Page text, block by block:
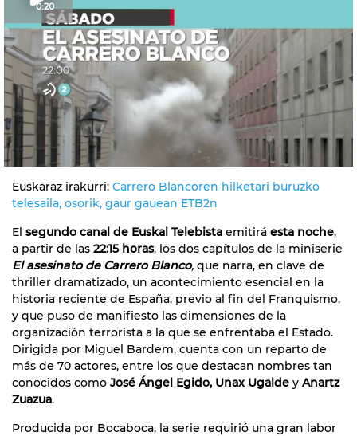
0:20
Euskaraz irakurri: Carrero Blancoren hilketari buruzko
telesaila, osorik, gaur gauean ETB2n
El segundo canal de Euskal Telebista emitirá esta noche,
a partir de las 22:15 horas, los dos capítulos de la miniserie
El asesinato de Carrero Blanco, que narra, en clave de
thriller dramatizado, un acontecimiento esencial en la
historia reciente de España, previo al fin del Franquismo,
y que puso de manifiesto las dimensiones de la
organización terrorista a la que se enfrentaba el Estado.
Dirigida por Miguel Bardem, cuenta con un reparto de
más de 70 actores, entre los que destacan nombres tan
conocidos como José Ángel Egido, Unax Ugalde y Anartz
Zuazua.
Producida por Bocaboca, la serie requirió una gran labor